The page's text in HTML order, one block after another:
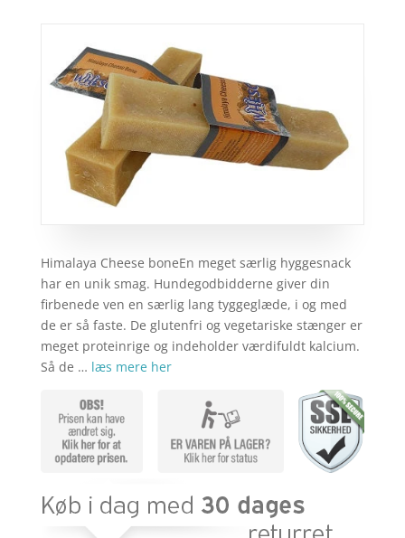
Himalaya Cheese boneEn meget særlig hyggesnack
har en unik smag. Hundegodbidderne giver din
firbenede ven en særlig lang tyggeglæde, i og med
de er så faste. De glutenfri og vegetariske stænger er
meget proteinrige og indeholder værdifuldt kalcium.
Så de … læs mere her